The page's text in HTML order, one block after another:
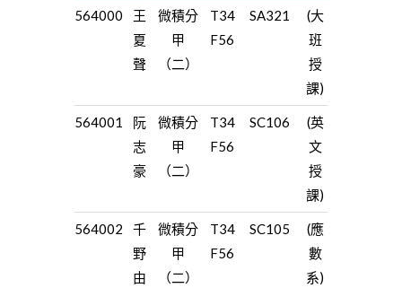
564000
王
夏
聲
微積分
甲
（二）
T34
F56
SA321
(大
班
授
課)
564001
阮
志
豪
微積分
甲
（二）
T34
F56
SC106
(英
文
授
課)
564002
千
野
由
微積分
甲
（二）
T34
F56
SC105
(應
數
系)